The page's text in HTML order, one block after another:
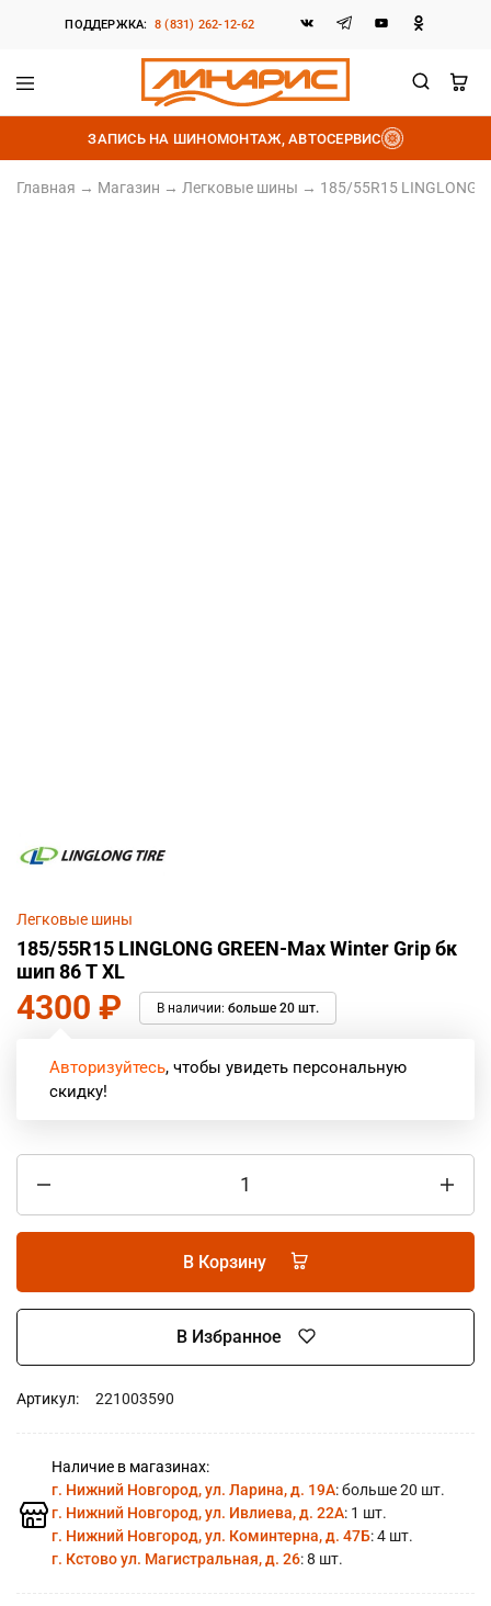
ПОДДЕРЖКА: 8 (831) 262-12-62
Линарис
Продажа
шин,
дисков
и
аккумуляторов
ЗАПИСЬ НА ШИНОМОНТАЖ, АВТОСЕРВИС
Главная → Магазин → Легковые шины → 185/55R15 LINGLONG
Легковые шины
185/55R15 LINGLONG GREEN-Max Winter Grip бк
шип 86 T XL
4300 ₽ В наличии: больше 20 шт.
Авторизуйтесь, чтобы увидеть персональную
скидку!
В Корзину
В Избранное
Артикул: 221003590
Наличие в магазинах:
г. Нижний Новгород, ул. Ларина, д. 19А: больше 20 шт.
г. Нижний Новгород, ул. Ивлиева, д. 22А: 1 шт.
г. Нижний Новгород, ул. Коминтерна, д. 47Б: 4 шт.
г. Кстово ул. Магистральная, д. 26: 8 шт.